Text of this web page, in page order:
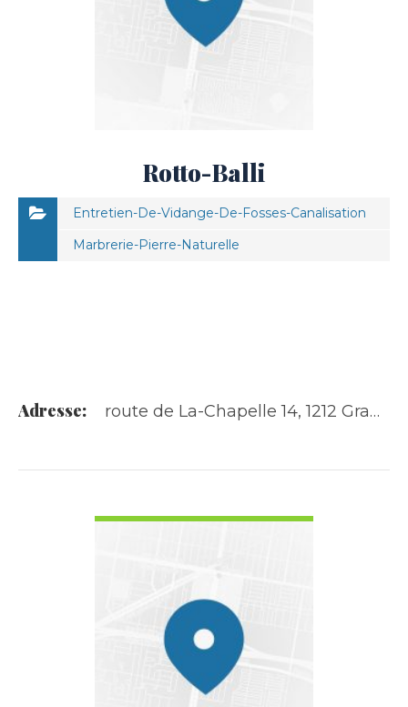
Rotto-Balli
Entretien-De-Vidange-De-Fosses-Canalisation
Marbrerie-Pierre-Naturelle
Adresse: route de La-Chapelle 14, 1212 Grand-Lancy